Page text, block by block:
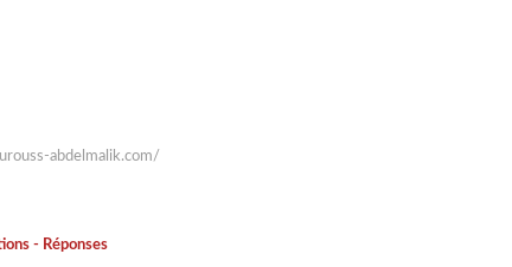
abdelmalik.com/
- Réponses